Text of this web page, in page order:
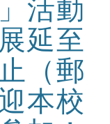
活動
延至
（郵
本校